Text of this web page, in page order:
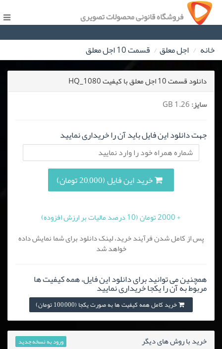
فروشگاه قانونی محصولات تصویری
خانه اجل معلق قسمت 10 اجل معلق
دانلود قسمت 10 اجل معلق با کیفیت HQ_1080
سایز:
جهت دانلود این فایل باید آن را خریداری نمایید
خرید این فایل (20,000 تومان)
+ 2000 تومان (10 درصد مالیات بر ارزش افزوده)
پس از کامل شدن فرآیند خرید، لینک دانلود برای شما نمایش داده
خواهد شد
همچنین می توانید برای دانلود این فایل، همه کیفیت ها
مربوط به آن را یکجا خریداری نمایید
خرید کامل همه کیفیت ها به صورت یکجا (100,000 تومان)
خرید با روش های دیگر ورود به نسخه جدید